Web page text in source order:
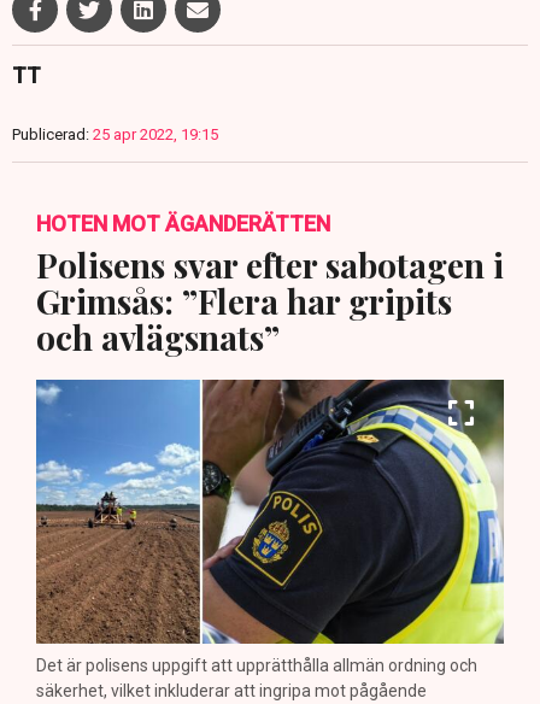
TT
Publicerad: 25 apr 2022, 19:15
HOTEN MOT ÄGANDERÄTTEN
Polisens svar efter sabotagen i
Grimsås: ”Flera har gripits
och avlägsnats”
Det är polisens uppgift att upprätthålla allmän ordning och
säkerhet, vilket inkluderar att ingripa mot pågående